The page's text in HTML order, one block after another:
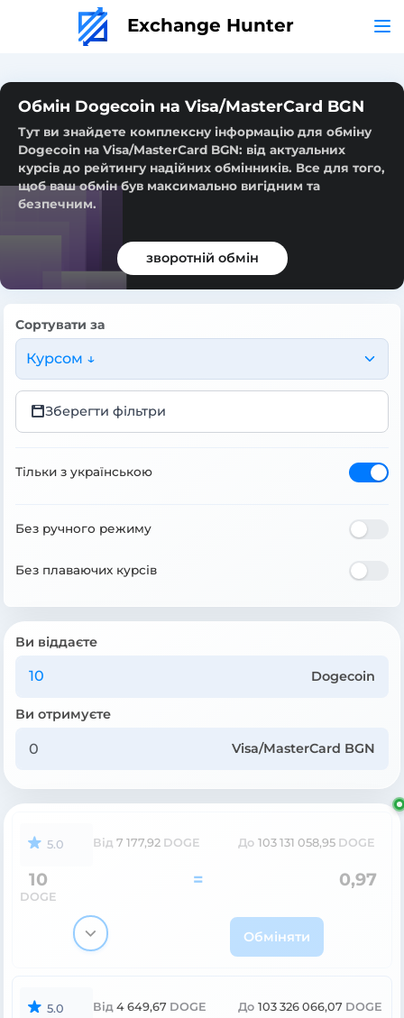
Exchange Hunter
Обмін Dogecoin на Visa/MasterCard BGN
Тут ви знайдете комплексну інформацію для обміну
Dogecoin на Visa/MasterCard BGN: від актуальних
курсів до рейтингу надійних обмінників. Все для того,
щоб ваш обмін був максимально вигідним та
безпечним.
зворотній обмін
Сортувати за
Курсом ↓
Зберегти фільтри
Тільки з українською
Без ручного режиму
Без плаваючих курсів
Ви віддаєте
Dogecoin
Ви отримуєте
Visa/MasterCard BGN
5.0 Від 7 177,92 DOGE До 103 131 058,95 DOGE
10
DOGE
= 0,97
Обміняти
5.0 Від 4 649,67 DOGE До 103 326 066,07 DOGE